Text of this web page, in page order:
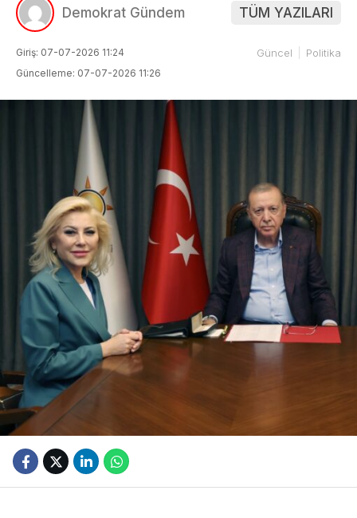
Demokrat Gündem TÜM YAZILARI
Giriş: 07-07-2026 11:24
Güncelleme: 07-07-2026 11:26
Güncel Politika